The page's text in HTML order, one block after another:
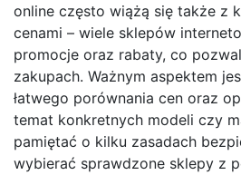
online często wiążą się także z
cenami – wiele sklepów
promocje oraz rabaty, co
zakupach. Ważnym aspektem
łatwego porównania cen oraz
temat konkretnych modeli czy
pamiętać o kilku zasadach
wybierać sprawdzone sklepy z